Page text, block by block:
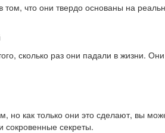
что они твердо основаны на
сколько раз они падали в жизни.
но как только они это сделают, вы
сокровенные секреты.